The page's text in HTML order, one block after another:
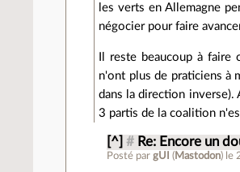
les verts en Allemagne
négocier pour faire
Il reste beaucoup à
n'ont plus de praticiens à
dans la direction inverse).
3 partis de la coalition
[^] # Re: Encore un
Posté pargUI ( Mastodon) le